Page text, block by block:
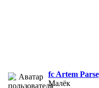
fc Artem
Малёк